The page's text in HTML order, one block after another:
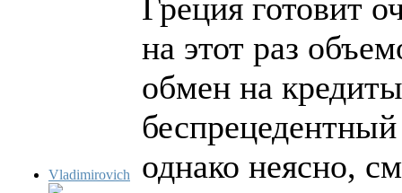
Vladimirovich
Греция готовит
на этот раз
обмен на
однако неясно,